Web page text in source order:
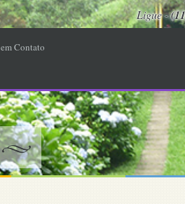
Contato
Ligue -